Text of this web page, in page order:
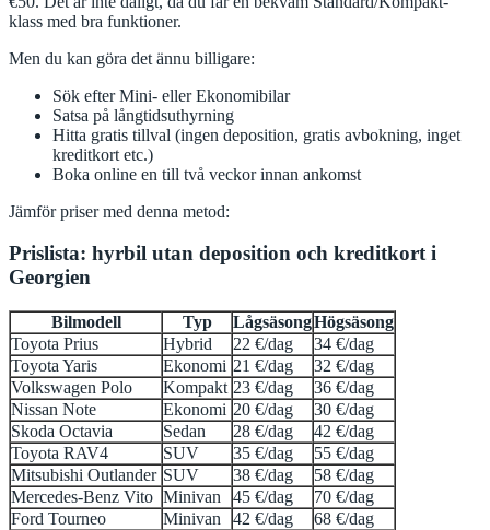
klass med bra funktioner.
Men du kan göra det ännu billigare:
Sök efter Mini- eller Ekonomibilar
Satsa på långtidsuthyrning
Hitta gratis tillval (ingen deposition, gratis avbokning, inget
kreditkort etc.)
Boka online en till två veckor innan ankomst
Jämför priser med denna metod:
Prislista: hyrbil utan deposition och kreditkort i
Georgien
Bilmodell Typ LågsäsongHögsäsong
Toyota Prius
Hybrid 22 €/dag
34 €/dag
Toyota Yaris
Ekonomi 21 €/dag
32 €/dag
Volkswagen Polo
Kompakt 23 €/dag
36 €/dag
Nissan Note
Ekonomi 20 €/dag
30 €/dag
Skoda Octavia
Sedan 28 €/dag
42 €/dag
Toyota RAV4
SUV 35 €/dag
55 €/dag
Mitsubishi Outlander SUV 38 €/dag
58 €/dag
Mercedes-Benz Vito Minivan 45 €/dag
70 €/dag
Ford Tourneo
Minivan 42 €/dag
68 €/dag